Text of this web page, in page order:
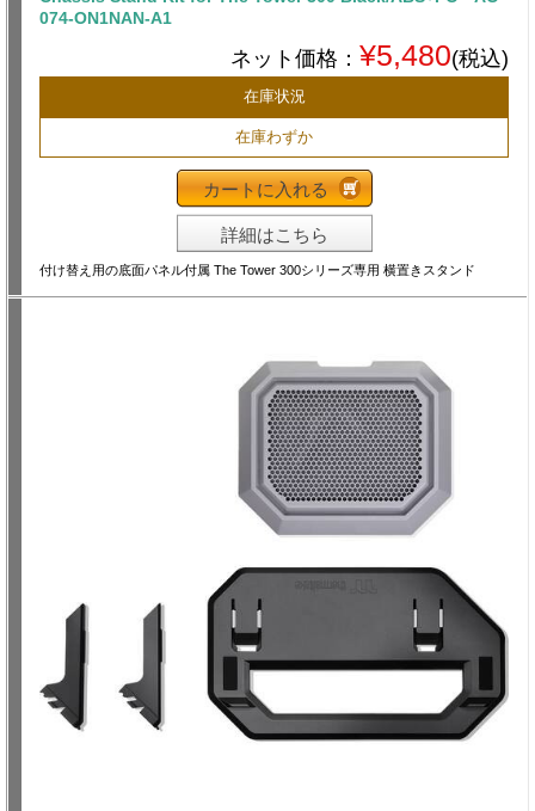
074-ON1NAN-A1
ネット価格： ¥5,480(税込)
在庫状況
在庫わずか
カートに入れる
詳細はこちら
付け替え用の底面パネル付属 The Tower 300シリーズ専用 横置きスタンド